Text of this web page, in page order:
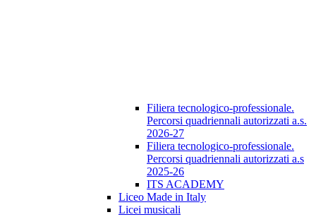
Filiera tecnologico-professionale.
Percorsi quadriennali autorizzati a.s.
2026-27
Filiera tecnologico-professionale.
Percorsi quadriennali autorizzati a.s
2025-26
ITS ACADEMY
Liceo Made in Italy
Licei musicali